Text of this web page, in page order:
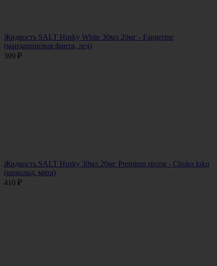
Жидкость SALT Husky White 30мл 20мг - Fangerine
(мандариновая фанта, лед)
399 ₽
Жидкость SALT Husky 30мл 20мг Premium strong - Choko loko
(шоколад, мята)
410 ₽